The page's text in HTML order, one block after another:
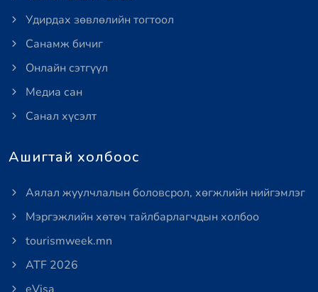
Удирдах зөвлөлийн тогтоол
Санамж бичиг
Онлайн сэтгүүл
Медиа сан
Санал хүсэлт
Ашигтай холбоос
Аялал жуулчлалын боловсрол, хөгжлийн нийгэмлэг
Мэргэжлийн хөтөч тайлбарлагчдын холбоо
tourismweek.mn
ATF 2026